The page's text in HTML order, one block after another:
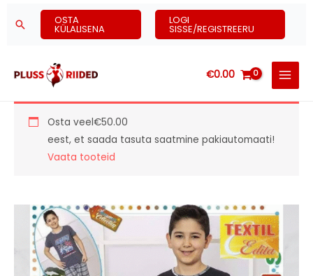
SearchOSTA
KÜLALISENA
LOGI
SISSE/REGISTREERU
€0.00
Osta veel€50.00
eest, et saada tasuta saatmine pakiautomaati!
Vaata tooteid